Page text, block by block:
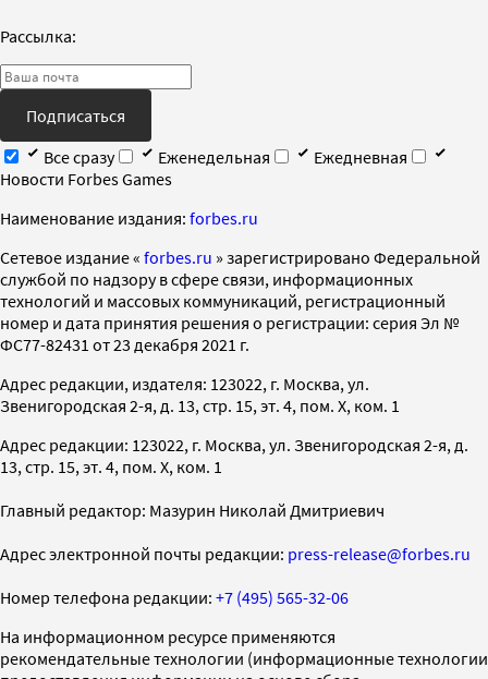
Рассылка:
Подписаться
Все сразу
Еженедельная
Ежедневная
Новости Forbes Games
Наименование издания: forbes.ru
Cетевое издание « forbes.ru » зарегистрировано Федеральной
службой по надзору в сфере связи, информационных
технологий и массовых коммуникаций, регистрационный
номер и дата принятия решения о регистрации: серия Эл №
ФС77-82431 от 23 декабря 2021 г.
Адрес редакции, издателя: 123022, г. Москва, ул.
Звенигородская 2-я, д. 13, стр. 15, эт. 4, пом. X, ком. 1
Адрес редакции: 123022, г. Москва, ул. Звенигородская 2-я, д.
13, стр. 15, эт. 4, пом. X, ком. 1
Главный редактор: Мазурин Николай Дмитриевич
Адрес электронной почты редакции: press-release@forbes.ru
Номер телефона редакции: +7 (495) 565-32-06
На информационном ресурсе применяются
рекомендательные технологии (информационные технологии